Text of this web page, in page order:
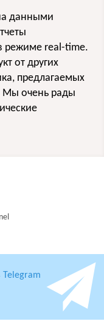
данными
режиме real-time.
от других
предлагаемых
Мы очень рады
Telegram